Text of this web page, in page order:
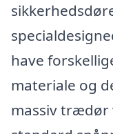
have
materiale og
massiv trædør